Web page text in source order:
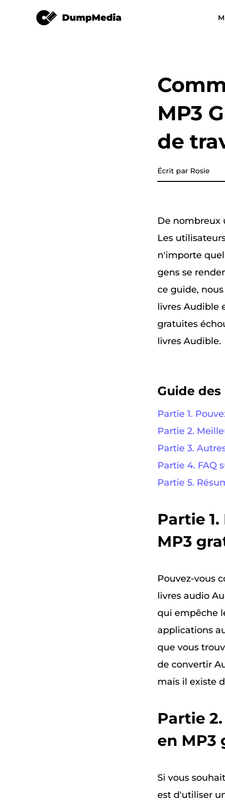
Apple Music Converter
Amazon Music Converter
Convertisseur de musique
ligne
Convertisseur audible
MP3
de
Écrit par Rosie
De nombreux
Les
n'importe
gens se
ce guide,
livres Audible
gratuites
livres Audible.
Guide
Partie 1.
Partie 2.
Partie 3.
Partie 4. FAQ
Partie 5.
Partie
MP3
Pouvez-vous
livres audio
qui empêche
applications
que vous
de convertir
mais il existe
Partie
en
Si vous
est d'utiliser